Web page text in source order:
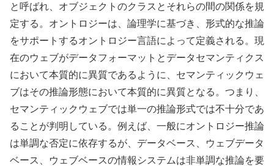
と呼ばれ、オブジェクトのクラスとそれらの間の関係を規
定する。オントロジーは、論理学に基づき、形式的な推論
をサポートするオントロジー言語によって定義される。現
在のウェブがデータフォーマットとデータセマンティクス
において本質的に異質であるように、セマンティックウェ
ブはその推論形態において本質的に異質となる。つまり、
セマンティックウェブでは単一の推論形式では不十分であ
ることが判明している。例えば、一般にオントロジー推論
は単調な否定に依存するが、データベース、ウェブデータ
ベース、ウェブベースの情報システムは非単調な推論を要